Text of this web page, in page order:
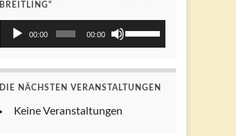
BREITLING“
Audio-
00:00 00:00
die
DIE NÄCHSTEN VERANSTALTUNGEN
Keine Veranstaltungen